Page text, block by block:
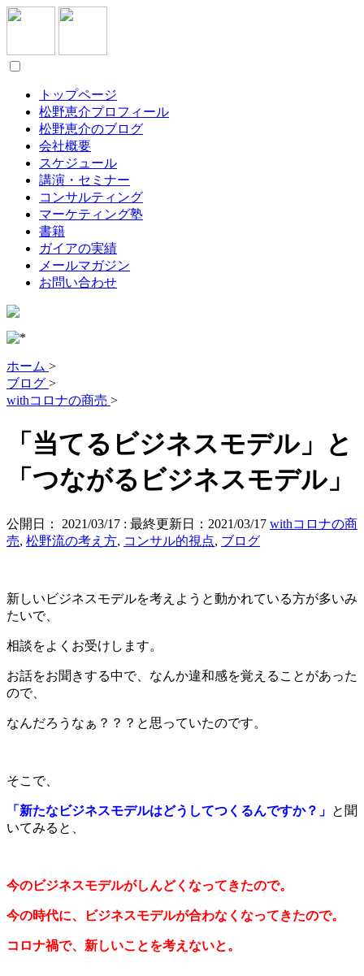
トップページ
松野恵介プロフィール
松野恵介のブログ
会社概要
スケジュール
講演・セミナー
コンサルティング
マーケティング塾
書籍
ガイアの実績
メールマガジン
お問い合わせ
ホーム >
ブログ >
withコロナの商売 >
「当てるビジネスモデル」と
「つながるビジネスモデル」
公開日： 2021/03/17 : 最終更新日：2021/03/17 withコロナの商
売, 松野流の考え方, コンサル的視点, ブログ
新しいビジネスモデルを考えようと動かれている方が多いみ
たいで、
相談をよくお受けします。
お話をお聞きする中で、なんか違和感を覚えることがあった
ので、
なんだろうなぁ？？？と思っていたのです。
そこで、
「新たなビジネスモデルはどうしてつくるんですか？」 と聞
いてみると、
今のビジネスモデルがしんどくなってきたので。
今の時代に、ビジネスモデルが合わなくなってきたので。
コロナ禍で、新しいことを考えないと。